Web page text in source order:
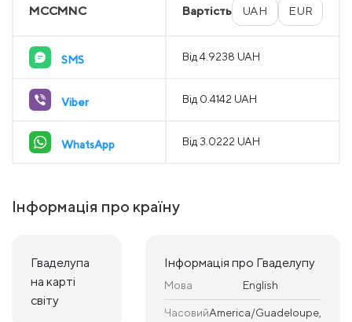
MCCMNC Вартість UAH EUR
SMS Від 4.9238 UAH
Viber Від 0.4142 UAH
WhatsApp Від 3.0222 UAH
Інформація про країну
Гваделупа
на карті
світу
Інформація про Гваделупу
Мова English
ЧасовийAmerica/Guadeloupe,